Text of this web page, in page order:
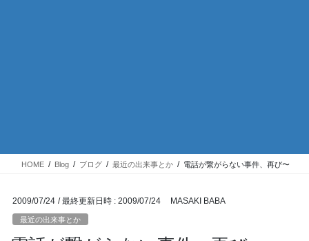
HOME Blog ブログ 最近の出来事とか 電話が繋がらない事件、再び〜
2009/07/24 / 最終更新日時 : 2009/07/24 MASAKI BABA
最近の出来事とか